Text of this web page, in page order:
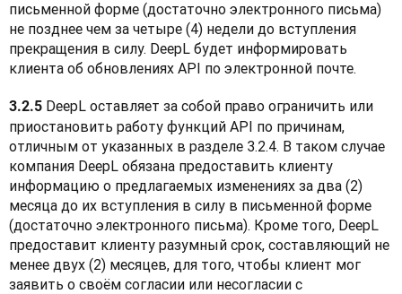
письменной форме (достаточно электронного письма)
не позднее чем за четыре (4) недели до вступления
прекращения в силу. DeepL будет информировать
клиента об обновлениях API по электронной почте.
3.2.5 DeepL оставляет за собой право ограничить или
приостановить работу функций API по причинам,
отличным от указанных в разделе 3.2.4. В таком случае
компания DeepL обязана предоставить клиенту
информацию о предлагаемых изменениях за два (2)
месяца до их вступления в силу в письменной форме
(достаточно электронного письма). Кроме того, DeepL
предоставит клиенту разумный срок, составляющий не
менее двух (2) месяцев, для того, чтобы клиент мог
заявить о своём согласии или несогласии с